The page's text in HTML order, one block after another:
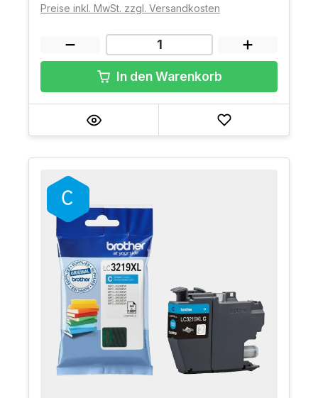
Preise inkl. MwSt. zzgl. Versandkosten
In den Warenkorb